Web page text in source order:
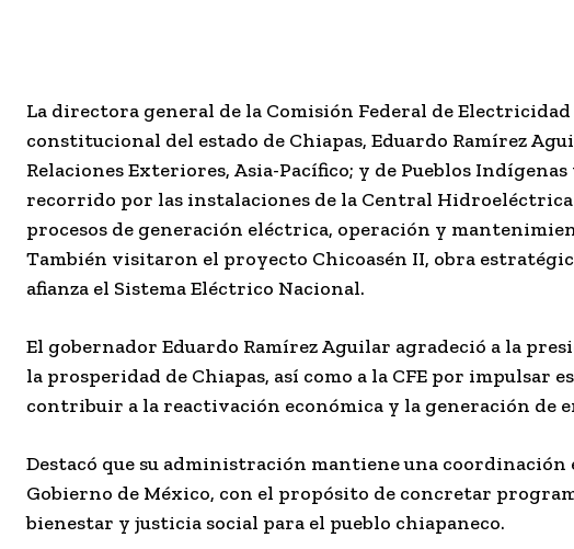
La directora general de la Comisión Federal de
constitucional del estado de Chiapas, Eduardo Ramírez
Relaciones Exteriores, Asia-Pacífico; y de Pueblos
recorrido por las instalaciones de la Central Hidroeléctrica
procesos de generación eléctrica, operación y
También visitaron el proyecto Chicoasén II, obra
afianza el Sistema Eléctrico Nacional.
El gobernador Eduardo Ramírez Aguilar agradeció a la
la prosperidad de Chiapas, así como a la CFE por
contribuir a la reactivación económica y la generación de
Destacó que su administración mantiene una
Gobierno de México, con el propósito de concretar
bienestar y justicia social para el pueblo chiapaneco.